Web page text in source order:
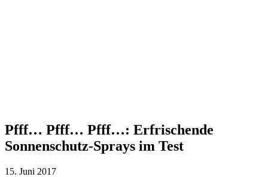
Pfff… Pfff… Pfff…: Erfrischende
Sonnenschutz-Sprays im Test
15. Juni 2017